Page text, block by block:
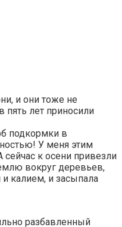
и они тоже не
лет приносили
подкормки в
У меня этим
сейчас к осени привезли
вокруг деревьев,
калием, и засыпала
разбавленный